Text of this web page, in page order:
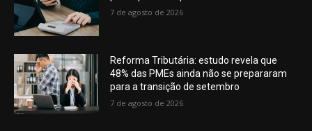
7 de agosto de 2026
Reforma Tributária: estudo revela que
48% das PMEs ainda não se prepararam
para a transição de setembro
7 de agosto de 2026